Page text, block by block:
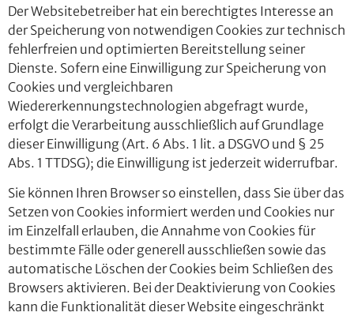
Der Websitebetreiber hat ein berechtigtes Interesse an
der Speicherung von notwendigen Cookies zur technisch
fehlerfreien und optimierten Bereitstellung seiner
Dienste. Sofern eine Einwilligung zur Speicherung von
Cookies und vergleichbaren
Wiedererkennungstechnologien abgefragt wurde,
erfolgt die Verarbeitung ausschließlich auf Grundlage
dieser Einwilligung (Art. 6 Abs. 1 lit. a DSGVO und § 25
Abs. 1 TTDSG); die Einwilligung ist jederzeit widerrufbar.
Sie können Ihren Browser so einstellen, dass Sie über das
Setzen von Cookies informiert werden und Cookies nur
im Einzelfall erlauben, die Annahme von Cookies für
bestimmte Fälle oder generell ausschließen sowie das
automatische Löschen der Cookies beim Schließen des
Browsers aktivieren. Bei der Deaktivierung von Cookies
kann die Funktionalität dieser Website eingeschränkt